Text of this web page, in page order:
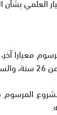
معيارا
سنة.
المرسوم